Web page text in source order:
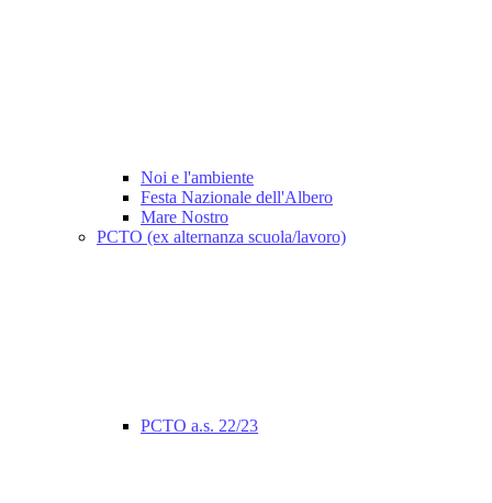
Noi e l'ambiente
Festa Nazionale dell'Albero
Mare Nostro
PCTO (ex alternanza scuola/lavoro)
PCTO a.s. 22/23